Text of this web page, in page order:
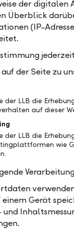
Die
konnten so
Einblick in
die
teilnehmen
vermittelt
und bietet die
2011, jeweils
am Nationalen
gewinnen und
der
Überblick
(IP-
der Seite zu
der LLB die
auf dieser
der LLB die
wie
Gerät